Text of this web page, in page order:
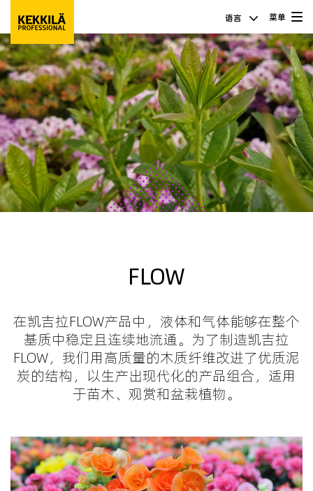
菜单
语言
FLOW
在凯吉拉FLOW产品中，液体和气体能够在整个
基质中稳定且连续地流通。为了制造凯吉拉
FLOW，我们用高质量的木质纤维改进了优质泥
炭的结构，以生产出现代化的产品组合，适用
于苗木、观赏和盆栽植物。